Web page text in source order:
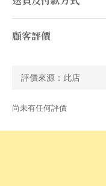
顧客評價
尚未有任何評價